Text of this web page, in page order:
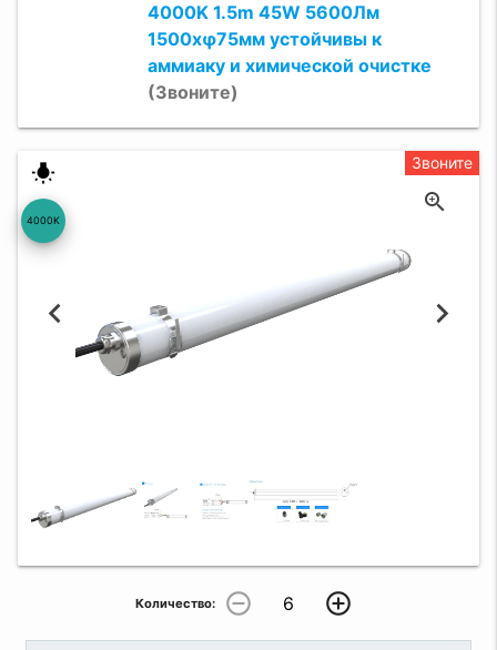
4000K 1.5m 45W 5600Лм
1500xφ75мм устойчивы к
аммиаку и химической очистке
(Звоните)
wb_incandescent
4000K
Звоните
Количество: remove_circle_outline add_circle_outline